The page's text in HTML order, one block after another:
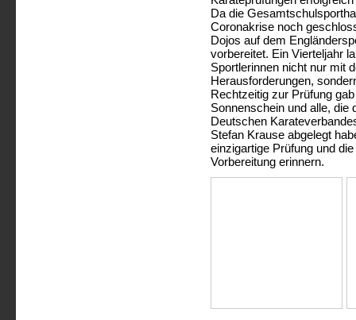
Da die
Coronakrise noch
Dojos auf dem
vorbereitet. Ein Vierteljahr
Sportlerinnen nicht nur mit
Herausforderungen,
Rechtzeitig zur Prüfung
Sonnenschein und alle, die
Deutschen
Stefan Krause abgelegt
einzigartige Prüfung und
Vorbereitung erinnern.